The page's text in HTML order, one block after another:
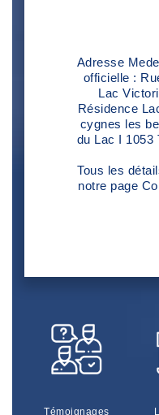
Adresse
officielle :
Lac
Résidence
cygnes les
du Lac I 1053
Tous les
notre page
Témoignages